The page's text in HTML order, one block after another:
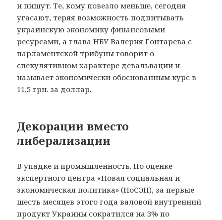
и пишут. Те, кому повезло меньше, сегодня
угасают, теряя возможность подпитывать
украинскую экономику финансовыми
ресурсами, а глава НБУ Валерия Гонтарева с
парламентской трибуны говорит о
спекулятивном характере девальвации и
называет экономически обоснованным курс в
11,5 грн. за доллар.
Декорации вместо
либерализации
В упадке и промышленность. По оценке
экспертного центра «Новая социальная и
экономическая политика» (НоСЭП), за первые
шесть месяцев этого года валовой внутренний
продукт Украины сократился на 3% по